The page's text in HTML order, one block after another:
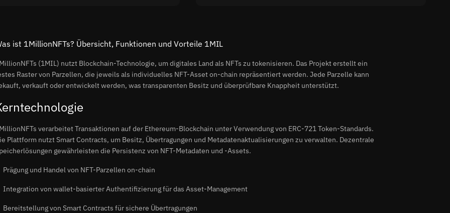
ist 1MillionNFTs? Übersicht, Funktionen und Vorteile 1MIL
(1MIL) nutzt Blockchain-Technologie, um digitales Land als NFTs zu tokenisieren. Das Projekt erstellt ein
Raster von Parzellen, die jeweils als individuelles NFT-Asset on-chain repräsentiert werden. Jede Parzelle kann
verkauft oder entwickelt werden, was transparenten Besitz und überprüfbare Knappheit unterstützt.
verarbeitet Transaktionen auf der Ethereum-Blockchain unter Verwendung von ERC-721 Token-Standards.
Plattform nutzt Smart Contracts, um Besitz, Übertragungen und Metadatenaktualisierungen zu verwalten. Dezentrale
gewährleisten die Persistenz von NFT-Metadaten und -Assets.
Prägung und Handel von NFT-Parzellen on-chain
Integration von wallet-basierter Authentifizierung für das Asset-Management
Bereitstellung von Smart Contracts für sichere Übertragungen